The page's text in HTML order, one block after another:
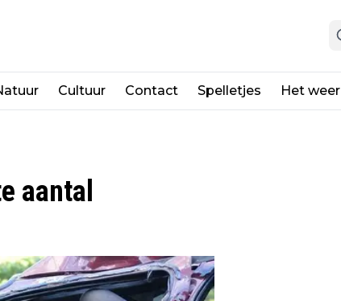
Cultuur Contact Spelletjes Het weer
aantal